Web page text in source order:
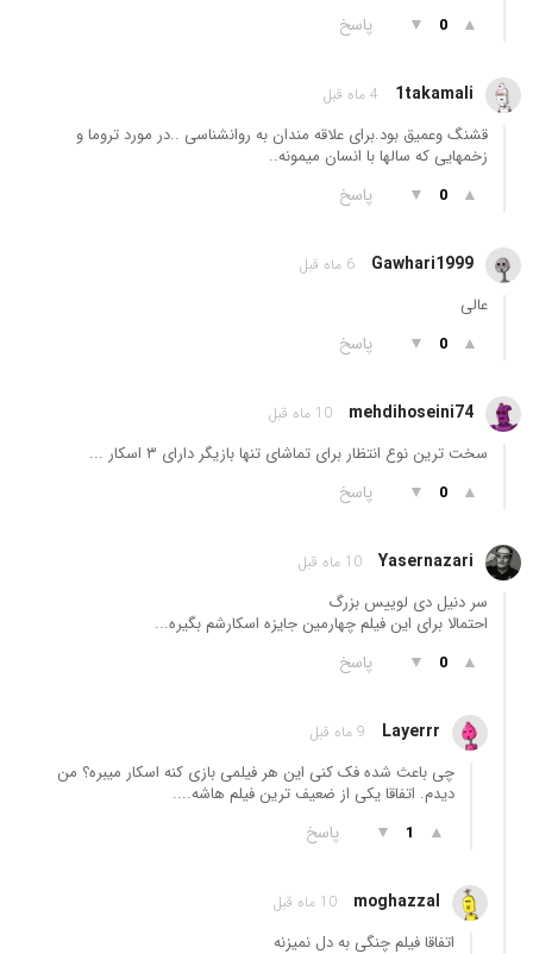
▲
0
▼ پاسخ
1takamali 4 ماه قبل
قشنگ وعمیق بود.برای علاقه مندان به روانشناسی ..در مورد تروما و
زخمهایی که سالها با انسان میمونه..
▲
0
▼ پاسخ
Gawhari1999 6 ماه قبل
عالی
▲
0
▼ پاسخ
mehdihoseini74 10 ماه قبل
سخت ترین نوع انتظار برای تماشای تنها بازیگر دارای ۳ اسکار ...
▲
0
▼ پاسخ
Yasernazari 10 ماه قبل
سر دنیل دی لوییس بزرگ
احتمالا برای این فیلم چهارمین جایزه اسکارشم بگیره...
▲
0
▼ پاسخ
Layerrr 9 ماه قبل
چی باعث شده فک کنی این هر فیلمی بازی کنه اسکار میبره؟ من
دیدم. اتفاقا یکی از ضعیف ترین فیلم هاشه....
▲
1
▼ پاسخ
moghazzal 10 ماه قبل
اتفاقا فیلم چنگی به دل نمیزنه